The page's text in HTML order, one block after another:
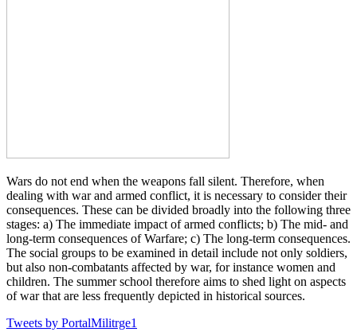
Wars do not end when the weapons fall silent. Therefore, when
dealing with war and armed conflict, it is necessary to consider their
consequences. These can be divided broadly into the following three
stages: a) The immediate impact of armed conflicts; b) The mid- and
long-term consequences of Warfare; c) The long-term consequences.
The social groups to be examined in detail include not only soldiers,
but also non-combatants affected by war, for instance women and
children. The summer school therefore aims to shed light on aspects
of war that are less frequently depicted in historical sources.
Tweets by PortalMilitrge1